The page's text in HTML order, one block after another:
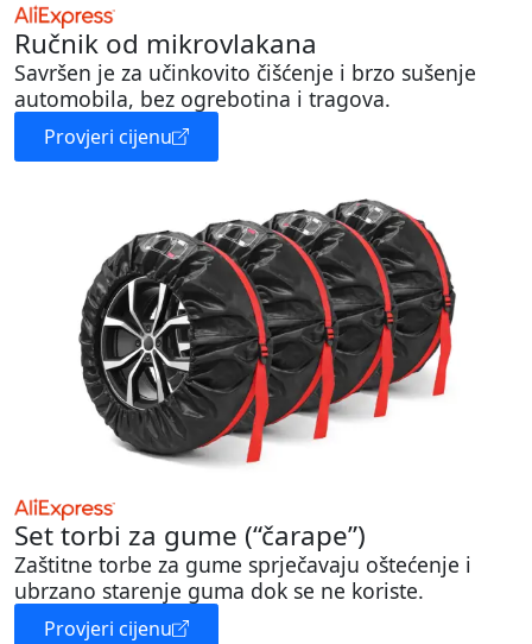
Ručnik od mikrovlakana
Savršen je za učinkovito čišćenje i brzo sušenje
automobila, bez ogrebotina i tragova.
Provjeri cijenu
Set torbi za gume (“čarape”)
Zaštitne torbe za gume sprječavaju oštećenje i
ubrzano starenje guma dok se ne koriste.
Provjeri cijenu